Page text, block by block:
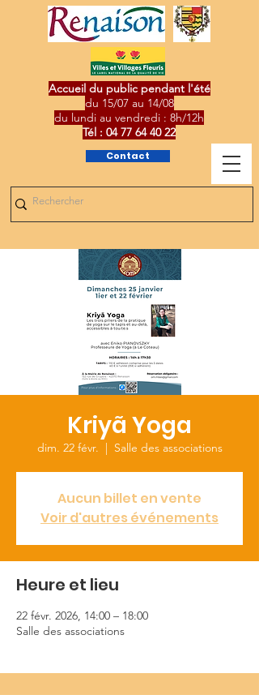
Contact
Accueil du public pendant l'été
du 15/07 au 14/08
du lundi au vendredi : 8h/12h
Tél : 04 77 64 40 22
Kriyã Yoga
dim. 22 févr.
  |
Salle des associations
Aucun billet en vente
Voir d'autres événements
Heure et lieu
22 févr. 2026, 14:00 – 18:00
Salle des associations